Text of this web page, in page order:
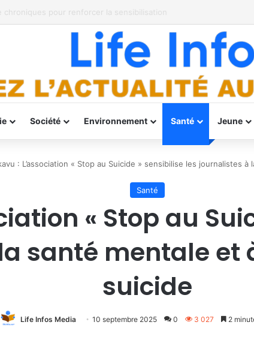
dans le diocèse de Bukavu
Société Environnement Santé Jeune
: L’association « Stop au Suicide » sensibilise les journalistes
Santé
« Stop au
santé mentale et
suicide
Life Infos Media 10 septembre 2025 0 3 027 2